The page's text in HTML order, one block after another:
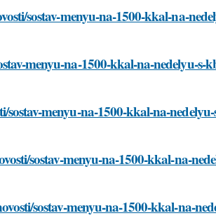
sostav-menyu-na-1500-kkal-na-
menyu-na-1500-kkal-na-nedelyu-s-
menyu-na-1500-kkal-na-
sostav-menyu-na-1500-kkal-na-
sostav-menyu-na-1500-kkal-na-